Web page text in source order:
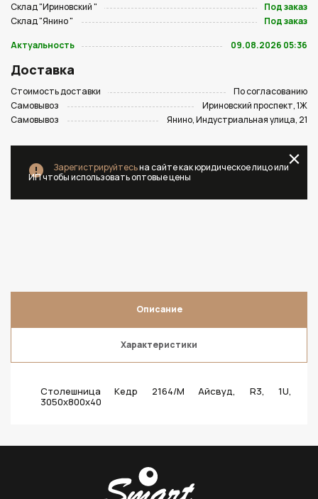
Склад "Ириновский "
Под заказ
Склад "Янино "
Под заказ
Актуальность
09.08.2026 05:36
Доставка
Стоимость доставки
По согласованию
Самовывоз
Ириновский проспект, 1Ж
Самовывоз
Янино, Индустриальная улица, 21
Зарегистрируйтесьна сайте как юридическое лицо или
ИП чтобы использовать оптовые цены
Описание
Характеристики
Столешница Кедр 2164/M Айсвуд, R3, 1U,
3050х800х40